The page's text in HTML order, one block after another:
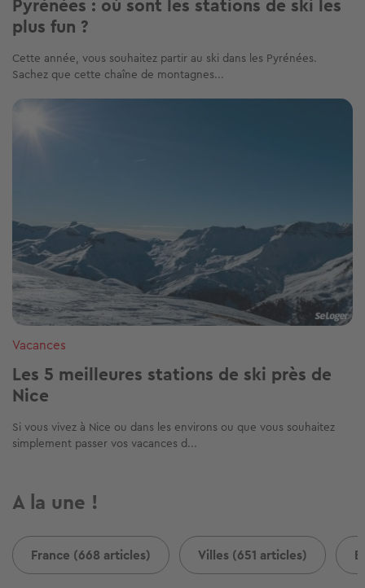
Pyrénées : où sont les stations de ski les
plus fun ?
Cette année, vous souhaitez partir au ski dans les Pyrénées.
Sachez que cette chaîne de montagnes...
Image
Vacances
Les 5 meilleures stations de ski près de
Nice
Si vous vivez à Nice ou dans les environs ou que vous souhaitez
simplement passer vos vacances d...
A la une !
France (668 articles) Villes (651 articles)